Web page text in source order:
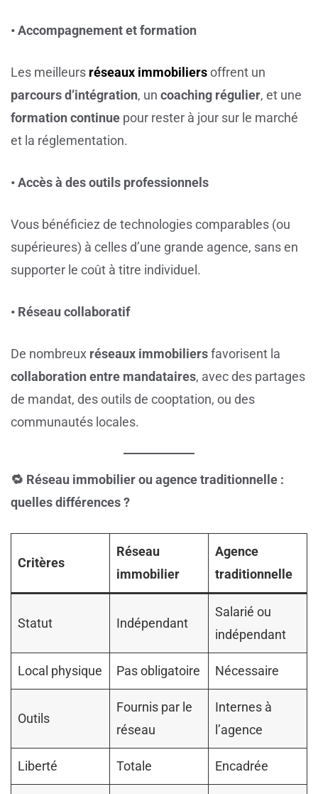
• Accompagnement et formation
Les meilleurs réseaux immobiliersoffrent un
parcours d’intégration, un coaching régulier, et une
formation continue pour rester à jour sur le marché
et la réglementation.
• Accès à des outils professionnels
Vous bénéficiez de technologies comparables (ou
supérieures) à celles d’une grande agence, sans en
supporter le coût à titre individuel.
• Réseau collaboratif
De nombreux réseaux immobiliersfavorisent la
collaboration entre mandataires, avec des partages
de mandat, des outils de cooptation, ou des
communautés locales.
🔁 Réseau immobilier ou agence traditionnelle :
quelles différences ?
Critères
Réseau
immobilier
Agence
traditionnelle
Statut Indépendant
Salarié ou
indépendant
Local physique Pas obligatoire Nécessaire
Outils
Fournis par le
réseau
Internes à
l’agence
Liberté Totale Encadrée